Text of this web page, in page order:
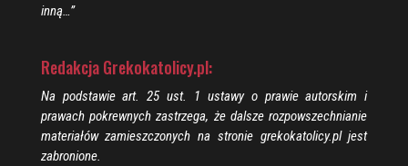
inną…”
Redakcja Grekokatolicy.pl:
Na podstawie art. 25 ust. 1 ustawy o prawie autorskim i
prawach pokrewnych zastrzega, że dalsze rozpowszechnianie
materiałów zamieszczonych na stronie grekokatolicy.pl jest
zabronione.